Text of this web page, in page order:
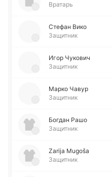
Вратарь
Стефан Вико
Защитник
Игор Чу­ко­вич
Защитник
Марко Чавур
Защитник
Богдан Рашо
Защитник
Zarija Mugoša
Защитник